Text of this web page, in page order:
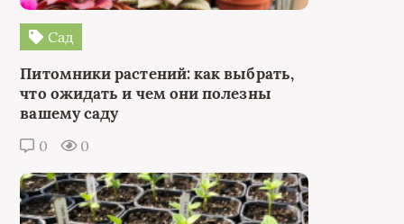
Сад
Питомники растений: как выбрать,
что ожидать и чем они полезны
вашему саду
0 0